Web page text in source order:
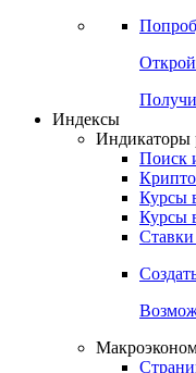
Индексы
Индикаторы
Поиск
Курсы
Курсы